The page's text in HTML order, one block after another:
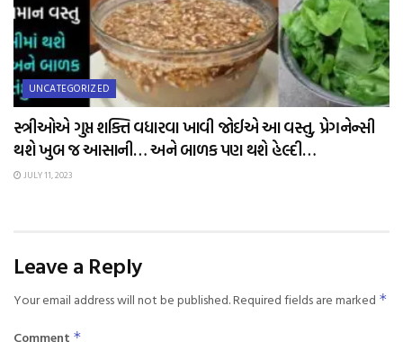
UNCATEGORIZED
સ્ત્રીઓએ ગુપ્ત શક્તિ વધારવા ખાવી જોઈએ આ વસ્તુ, પ્રેગનેન્સી
થશે ખુબ જ આસાની… અને બાળક પણ થશે હેલ્દી…
JULY 11, 2023
Leave a Reply
Your email address will not be published.Required fields are marked *
Comment *